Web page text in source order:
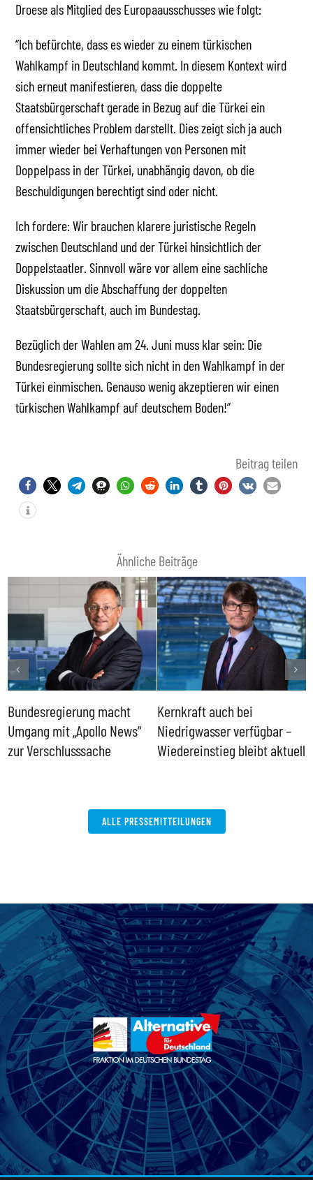
Droese als Mitglied des Europaausschusses wie folgt:
“Ich befürchte, dass es wieder zu einem türkischen
Wahlkampf in Deutschland kommt. In diesem Kontext wird
sich erneut manifestieren, dass die doppelte
Staatsbürgerschaft gerade in Bezug auf die Türkei ein
offensichtliches Problem darstellt. Dies zeigt sich ja auch
immer wieder bei Verhaftungen von Personen mit
Doppelpass in der Türkei, unabhängig davon, ob die
Beschuldigungen berechtigt sind oder nicht.
Ich fordere: Wir brauchen klarere juristische Regeln
zwischen Deutschland und der Türkei hinsichtlich der
Doppelstaatler. Sinnvoll wäre vor allem eine sachliche
Diskussion um die Abschaffung der doppelten
Staatsbürgerschaft, auch im Bundestag.
Bezüglich der Wahlen am 24. Juni muss klar sein: Die
Bundesregierung sollte sich nicht in den Wahlkampf in der
Türkei einmischen. Genauso wenig akzeptieren wir einen
türkischen Wahlkampf auf deutschem Boden!”
Beitrag teilen
Ähnliche Beiträge
Bundesregierung macht
Umgang mit „Apollo News“
zur Verschlusssache
Kernkraft auch bei
Niedrigwasser verfügbar –
Wiedereinstieg bleibt aktuell
ALLE PRESSEMITTEILUNGEN